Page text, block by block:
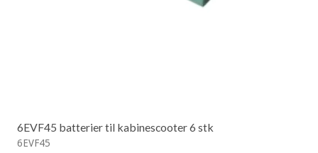
6EVF45 batterier til kabinescooter 6 stk
6EVF45